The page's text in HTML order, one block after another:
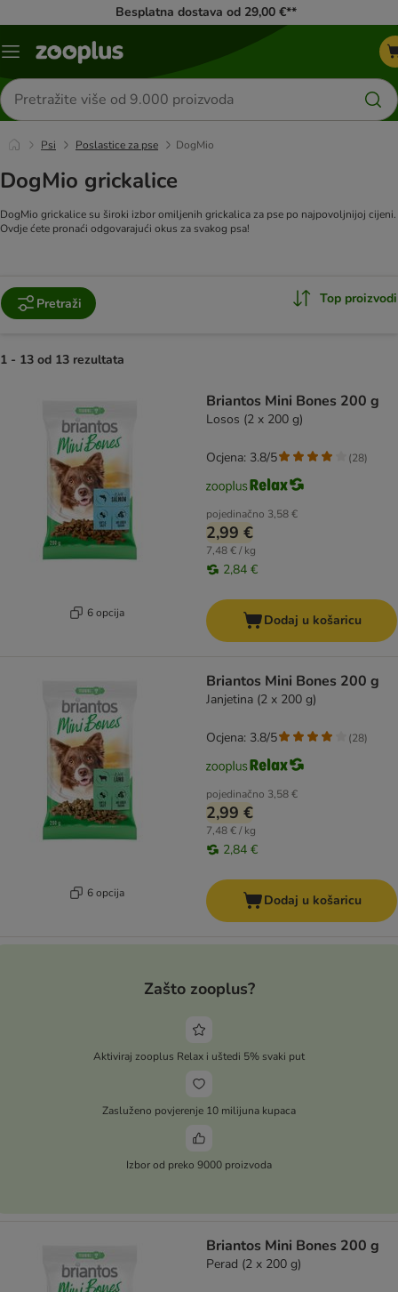
Besplatna dostava od 29,00 €**
Izbornik
Traži
proizvode
Psi Poslastice za pse DogMio
DogMio grickalice
DogMio grickalice su široki izbor omiljenih grickalica za pse po najpovoljnijoj cijeni.
Ovdje ćete pronaći odgovarajući okus za svakog psa!
Pretraži Top proizvodi
1 - 13 od 13 rezultata
6 opcija
Briantos Mini Bones 200 g
Losos (2 x 200 g)
pojedinačno 3,58 €
2,99 €
7,48 € / kg
2,84 €
Ocjena: 3.8/5 (28)
Dodaj u košaricu
6 opcija
Briantos Mini Bones 200 g
Janjetina (2 x 200 g)
pojedinačno 3,58 €
2,99 €
7,48 € / kg
2,84 €
Ocjena: 3.8/5 (28)
Dodaj u košaricu
Zašto zooplus?
Aktiviraj zooplus Relax i uštedi 5% svaki put
Zasluženo povjerenje 10 milijuna kupaca
Izbor od preko 9000 proizvoda
Briantos Mini Bones 200 g
Perad (2 x 200 g)